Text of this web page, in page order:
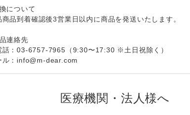
について
商品到着確認後3営業日以内に商品を発送いたします。
連絡先
話：03-6757-7965（9:30〜17:30 ※土日祝除く）
ル：info@m-dear.com
医療機関・法人様へ